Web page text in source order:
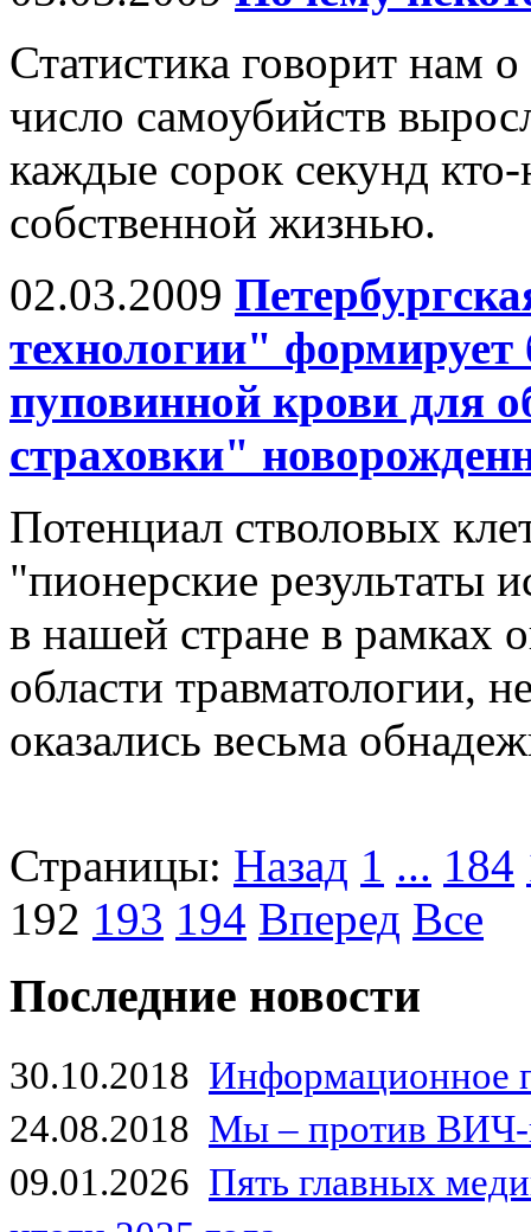
Статистика говорит нам
число самоубийств
каждые сорок секунд
собственной жизнью.
02.03.2009
технологии" формирует
пуповинной крови для
страховки"
Потенциал стволовых
"пионерские результаты
в нашей стране в рамках
области травматологии,
оказались весьма
Страницы: Назад 1 ... 184
192 193 194 Вперед Все
Последние новости
30.10.2018 Информационное
24.08.2018 Мы – против
09.01.2026 Пять главных